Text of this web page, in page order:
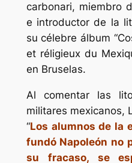
carbonari, miembro
e introductor de la
su célebre álbum
et réligieux du
en Bruselas.
Al comentar las
militares mexicanos,
“Los alumnos de la
fundó Napoleón no
su fracaso, se